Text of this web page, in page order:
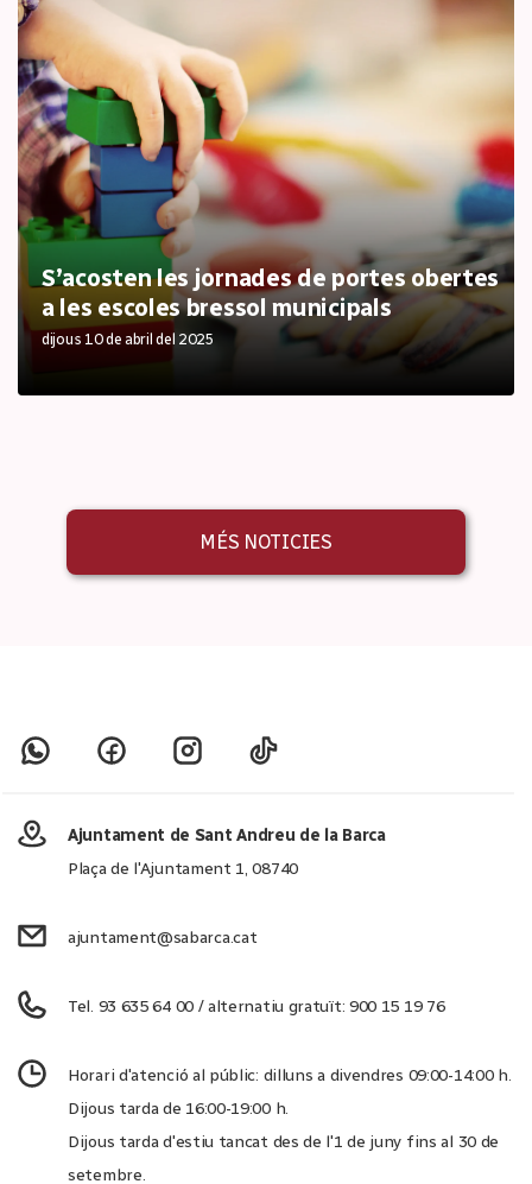
S’acosten les jornades de portes obertes
a les escoles bressol municipals
dijous 10 de abril del 2025
MÉS NOTICIES
Ajuntament de Sant Andreu de la Barca
Plaça de l'Ajuntament 1, 08740
ajuntament@sabarca.cat
Tel. 93 635 64 00 / alternatiu gratuït: 900 15 19 76
Horari d'atenció al públic: dilluns a divendres 09:00-14:00 h.
Dijous tarda de 16:00-19:00 h.
Dijous tarda d'estiu tancat des de l'1 de juny fins al 30 de
setembre.